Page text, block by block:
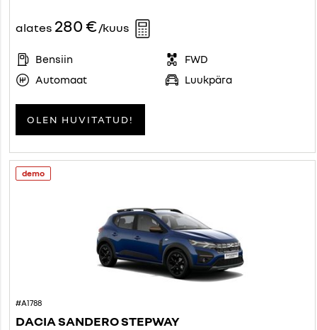
alates 280 €/kuus
Bensiin
FWD
Automaat
Luukpära
OLEN HUVITATUD!
demo
#A1788
DACIA SANDERO STEPWAY